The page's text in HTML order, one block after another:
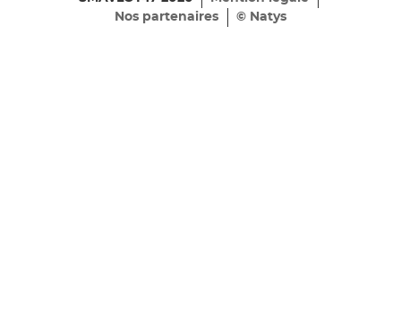
Nos partenaires
© Natys